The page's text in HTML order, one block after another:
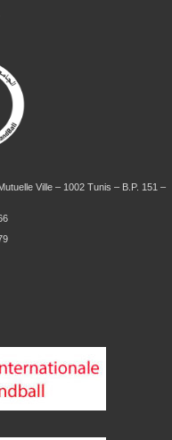
Ville – 1002 Tunis – B.P. 151 –